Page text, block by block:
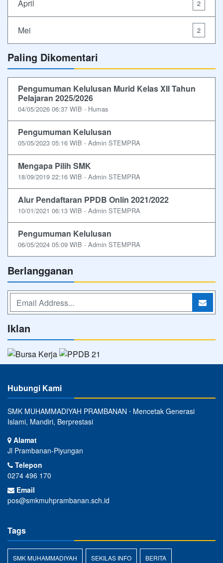
April 2
Mei 2
Paling Dikomentari
Pengumuman Kelulusan Murid Kelas XII Tahun
Pelajaran 2025/2026
04/05/2026 06:37 WIB - Humas
Pengumuman Kelulusan
05/05/2023 05:16 WIB - Admin STEMPRA
Mengapa Pilih SMK
18/09/2019 22:16 WIB - Admin STEMPRA
Alur Pendaftaran PPDB Onlin 2021/2022
10/01/2021 06:13 WIB - Admin STEMPRA
Pengumuman Kelulusan
06/05/2024 05:09 WIB - Admin STEMPRA
Berlangganan
Iklan
Hubungi Kami
SMK MUHAMMADIYAH PRAMBANAN ⋅ Mencetak Generasi
Islami, Mandiri, Berprestasi
Alamat
Jl Prambanan-Piyungan
Telepon
0274 496 170
Email
pos@smkmuhprambanan.sch.id
Tags
SMK MUHAMMADIYAH SEKILAS INFO BERITA